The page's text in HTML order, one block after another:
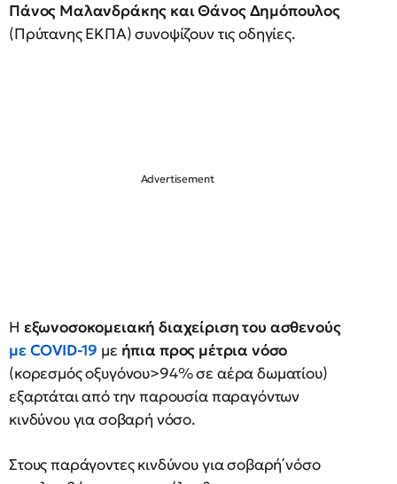
Πάνος Μαλανδράκης και Θάνος Δημόπουλος
(Πρύτανης ΕΚΠΑ) συνοψίζουν τις οδηγίες.
Η εξωνοσοκομειακή διαχείριση του ασθενούς
με COVID-19 με ήπια προς μέτρια νόσο
(κορεσμός οξυγόνου>94% σε αέρα δωματίου)
εξαρτάται από την παρουσία παραγόντων
κινδύνου για σοβαρή νόσο.
Στους παράγοντες κινδύνου για σοβαρή́ νόσο